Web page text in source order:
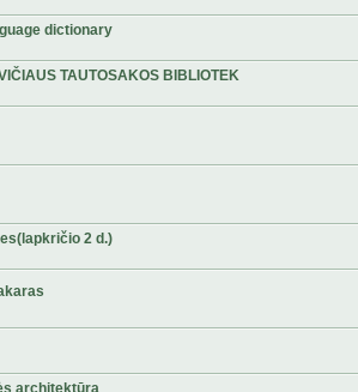
dictionary
TAUTOSAKOS BIBLIOTEK
2 d.)
architektūra